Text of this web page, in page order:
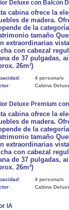
Deluxe con Balcón
cabina ofrece la
de madera.
de la
tamaño
extraordinarias
con cabezal
de 37 pulgadas,
26m²)
4 persona/s
Cabina
Deluxe Premium
cabina ofrece la
de madera.
de la
tamaño
extraordinarias
con cabezal
de 37 pulgadas,
26m²)
4 persona/s
Cabina
IA